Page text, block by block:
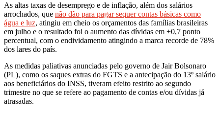
As altas taxas de desemprego e de inflação, além dos salários
arrochados, que não dão para pagar sequer contas básicas como
água e luz, atingiu em cheio os orçamentos das famílias brasileiras
em julho e o resultado foi o aumento das dívidas em +0,7 ponto
percentual, com o endividamento atingindo a marca recorde de 78%
dos lares do país.
As medidas paliativas anunciadas pelo governo de Jair Bolsonaro
(PL), como os saques extras do FGTS e a antecipação do 13º salário
aos beneficiários do INSS, tiveram efeito restrito ao segundo
trimestre no que se refere ao pagamento de contas e/ou dívidas já
atrasadas.